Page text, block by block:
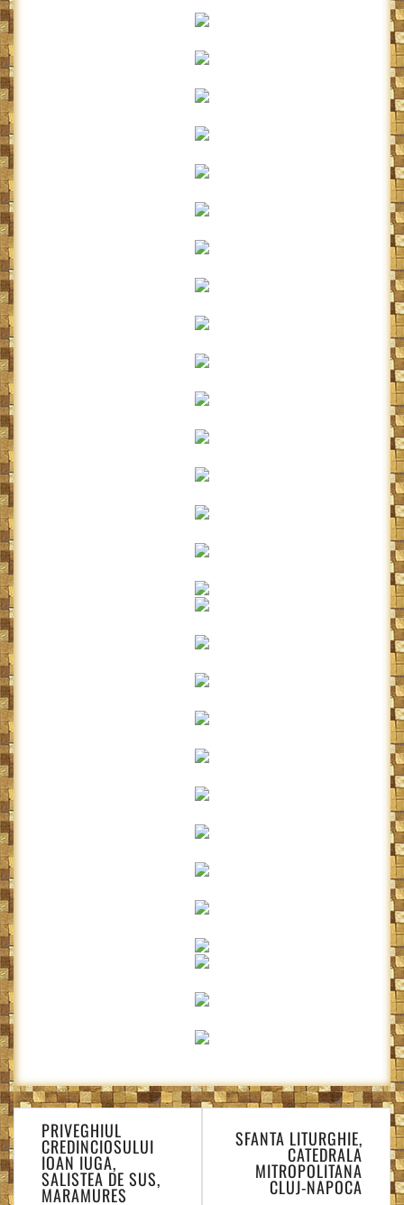
Navigare
în
articole
PRIVEGHIUL
CREDINCIOSULUI
IOAN IUGA,
SALISTEA DE SUS,
MARAMURES
SFANTA LITURGHIE,
CATEDRALA
MITROPOLITANA
CLUJ-NAPOCA